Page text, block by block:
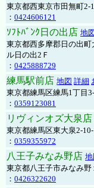
東京都西東京市田無町2-
： 0424606121
ｿﾌﾄﾊﾞﾝｸ日の出店 地図
東京都西多摩郡日の出
ル日の出2Ｆ
： 0425888729
練馬駅前店 地図 詳細
東京都練馬区練馬1丁目
： 0359123081
リヴィンオズ大泉店
東京都練馬区東大泉2-
： 0359355972
八王子みなみ野店 地
東京都八王子市みなみ野
： 0426322620